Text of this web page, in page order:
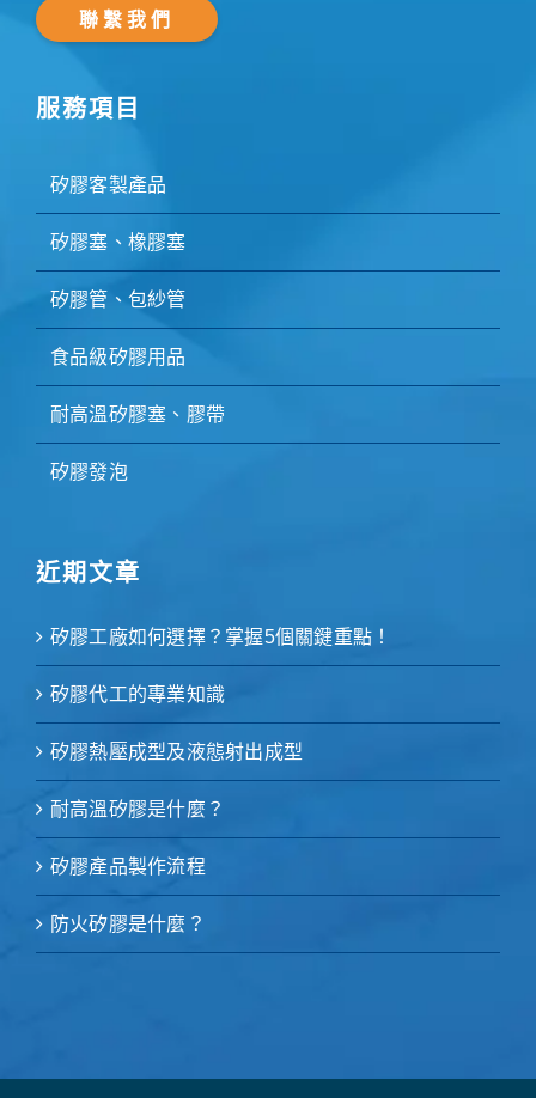
聯繫我們
服務項目
矽膠客製產品
矽膠塞、橡膠塞
矽膠管、包紗管
食品級矽膠用品
耐高溫矽膠塞、膠帶
矽膠發泡
近期文章
矽膠工廠如何選擇？掌握5個關鍵重點！
矽膠代工的專業知識
矽膠熱壓成型及液態射出成型
耐高溫矽膠是什麼？
矽膠產品製作流程
防火矽膠是什麼？